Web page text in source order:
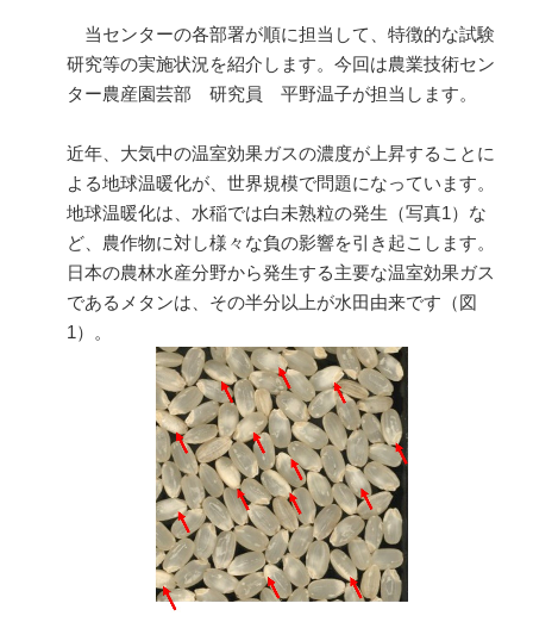
当センターの各部署が順に担当して、特徴的な試験
研究等の実施状況を紹介します。今回は農業技術セン
ター農産園芸部 研究員 平野温子が担当します。
近年、大気中の温室効果ガスの濃度が上昇することに
よる地球温暖化が、世界規模で問題になっています。
地球温暖化は、水稲では白未熟粒の発生（写真1）な
ど、農作物に対し様々な負の影響を引き起こします。
日本の農林水産分野から発生する主要な温室効果ガス
であるメタンは、その半分以上が水田由来です（図
1）。